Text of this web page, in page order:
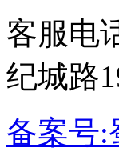
客服电
纪城路
备案号: